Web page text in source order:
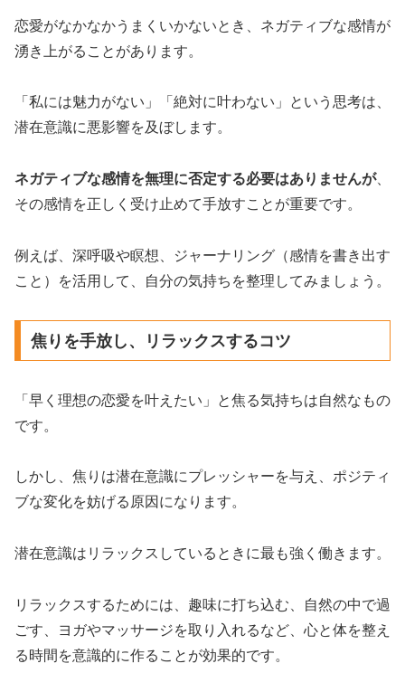
恋愛がなかなかうまくいかないとき、ネガティブな感情が
湧き上がることがあります。
「私には魅力がない」「絶対に叶わない」という思考は、
潜在意識に悪影響を及ぼします。
ネガティブな感情を無理に否定する必要はありませんが、
その感情を正しく受け止めて手放すことが重要です。
例えば、深呼吸や瞑想、ジャーナリング（感情を書き出す
こと）を活用して、自分の気持ちを整理してみましょう。
焦りを手放し、リラックスするコツ
「早く理想の恋愛を叶えたい」と焦る気持ちは自然なもの
です。
しかし、焦りは潜在意識にプレッシャーを与え、ポジティ
ブな変化を妨げる原因になります。
潜在意識はリラックスしているときに最も強く働きます。
リラックスするためには、趣味に打ち込む、自然の中で過
ごす、ヨガやマッサージを取り入れるなど、心と体を整え
る時間を意識的に作ることが効果的です。